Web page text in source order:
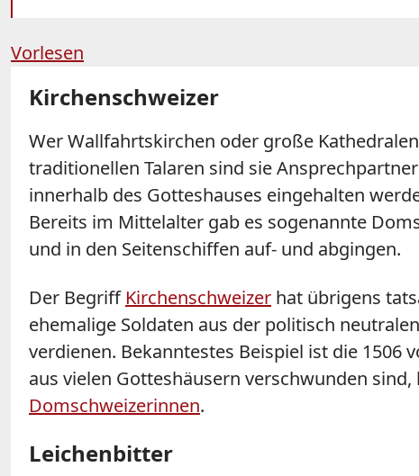
Vorlesen
Kirchenschweizer
Wer Wallfahrtskirchen oder große
traditionellen Talaren sind sie
innerhalb des Gotteshauses eingehalten
Bereits im Mittelalter gab es sogenannte
und in den Seitenschiffen auf- und abgingen.
Der Begriff Kirchenschweizer hat übrigens
ehemalige Soldaten aus der politisch
verdienen. Bekanntestes Beispiel ist die 1506
aus vielen Gotteshäusern verschwunden
Domschweizerinnen.
Leichenbitter